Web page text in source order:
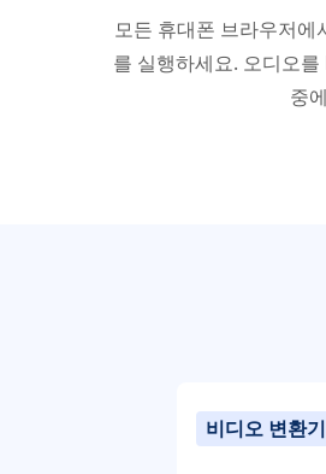
모든 휴대폰 브라우저에
를 실행하세요. 오디오
중
비디오 변환기